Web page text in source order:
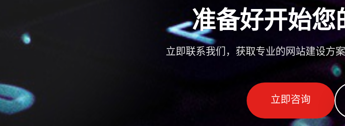
准备好开始您
立即联系我们，获取专业的网站建设方
立即咨询